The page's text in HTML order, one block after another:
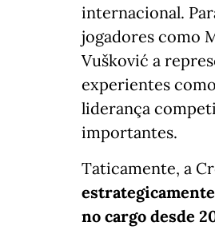
internacional.
jogadores como
Vušković a
experientes
liderança
importantes.
Taticamente, a
no cargo desde